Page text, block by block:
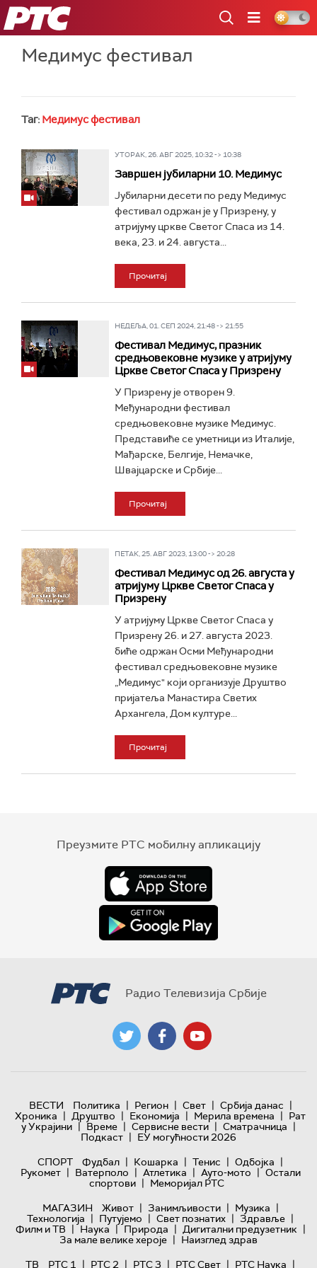
РТС
Медимус фестивал
Таг: Медимус фестивал
УТОРАК, 26. АВГ 2025, 10:32 -> 10:38
Завршен јубиларни 10. Медимус
Јубиларни десети по реду Медимус
фестивал одржан је у Призрену, у
атријуму цркве Светог Спаса из 14.
века, 23. и 24. августа...
Прочитај
НЕДЕЉА, 01. СЕП 2024, 21:48 -> 21:55
Фестивал Медимус, празник
средњовековне музике у атријуму
Цркве Светог Спаса у Призрену
У Призрену је отворен 9.
Међународни фестивал
средњовековне музике Медимус.
Представиће се уметници из Италије,
Мађарске, Белгије, Немачке,
Швајцарске и Србије...
Прочитај
ПЕТАК, 25. АВГ 2023, 13:00 -> 20:28
Фестивал Медимус од 26. августа у
атријуму Цркве Светог Спаса у
Призрену
У атријуму Цркве Светог Спаса у
Призрену 26. и 27. августа 2023.
биће одржан Осми Међународни
фестивал средњовековне музике
„Медимус" који организује Друштво
пријатеља Манастира Светих
Архангела, Дом културе...
Прочитај
Преузмите РТС мобилну апликацију
Радио Телевизија Србије
ВЕСТИ Политика | Регион | Свет | Србија данас |
Хроника | Друштво | Економија | Мерила времена | Рат
у Украјини | Време | Сервисне вести | Сматрачница |
Подкаст | ЕУ могућности 2026
СПОРТ
Фудбал | Кошарка | Тенис | Одбојка |
Рукомет | Ватерполо | Атлетика | Ауто-мото | Остали
спортови | Меморијал РТС
МАГАЗИН
Живот | Занимљивости | Музика |
Технологијa | Путујемо | Свет познатих | Здравље |
Филм и ТВ | Наука | Природа | Дигитални предузетник |
За мале велике хероје | Наизглед здрав
ТВ
РТС 1 | РТС 2 | РТС 3 | РТС Свет | РТС Наука |